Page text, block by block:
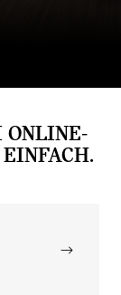
ONLINE-